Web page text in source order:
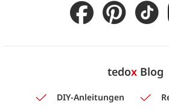
tedoxBlog
DIY-Anleitungen